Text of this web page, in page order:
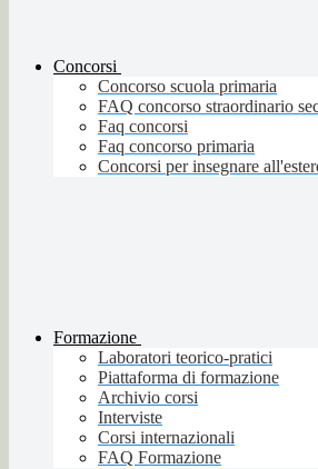
Concorsi
Concorso scuola primaria
FAQ concorso straordinario
Faq concorsi
Faq concorso primaria
Concorsi per insegnare
Formazione
Laboratori teorico-pratici
Piattaforma di formazione
Archivio corsi
Interviste
Corsi internazionali
FAQ Formazione